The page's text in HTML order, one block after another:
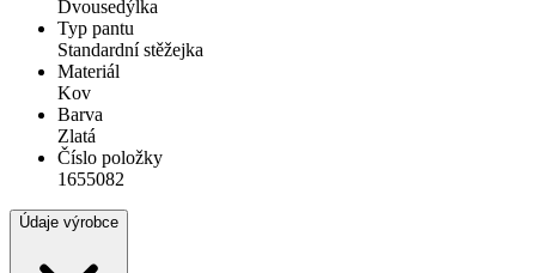
Dvousedýlka
Typ pantu
Standardní stěžejka
Materiál
Kov
Barva
Zlatá
Číslo položky
1655082
Údaje výrobce